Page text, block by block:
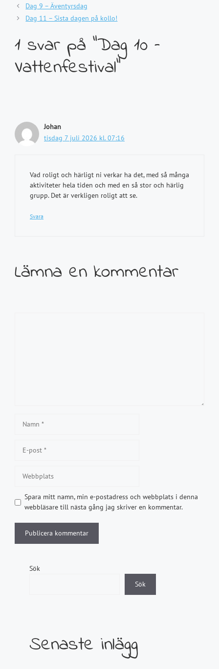
Dag 9 – Äventyrsdag
Dag 11 – Sista dagen på kollo!
1 svar på ”Dag 10 –
Vattenfestival”
Johan
tisdag 7 juli 2026 kl. 07:16
Vad roligt och härligt ni verkar ha det, med så många
aktiviteter hela tiden och med en så stor och härlig
grupp. Det är verkligen roligt att se.
Svara
Lämna en kommentar
post
Spara mitt namn, min e-postadress och webbplats i denna
webbläsare till nästa gång jag skriver en kommentar.
Sök
Sök
Senaste inlägg